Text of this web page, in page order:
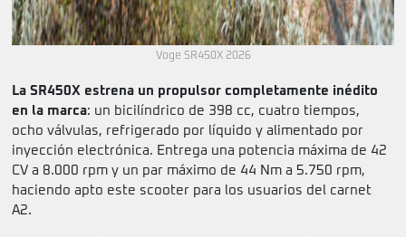
Voge SR450X 2026
La SR450X estrena un propulsor completamente inédito
en la marca: un bicilíndrico de 398 cc, cuatro tiempos,
ocho válvulas, refrigerado por líquido y alimentado por
inyección electrónica. Entrega una potencia máxima de 42
CV a 8.000 rpm y un par máximo de 44 Nm a 5.750 rpm,
haciendo apto este scooter para los usuarios del carnet
A2.